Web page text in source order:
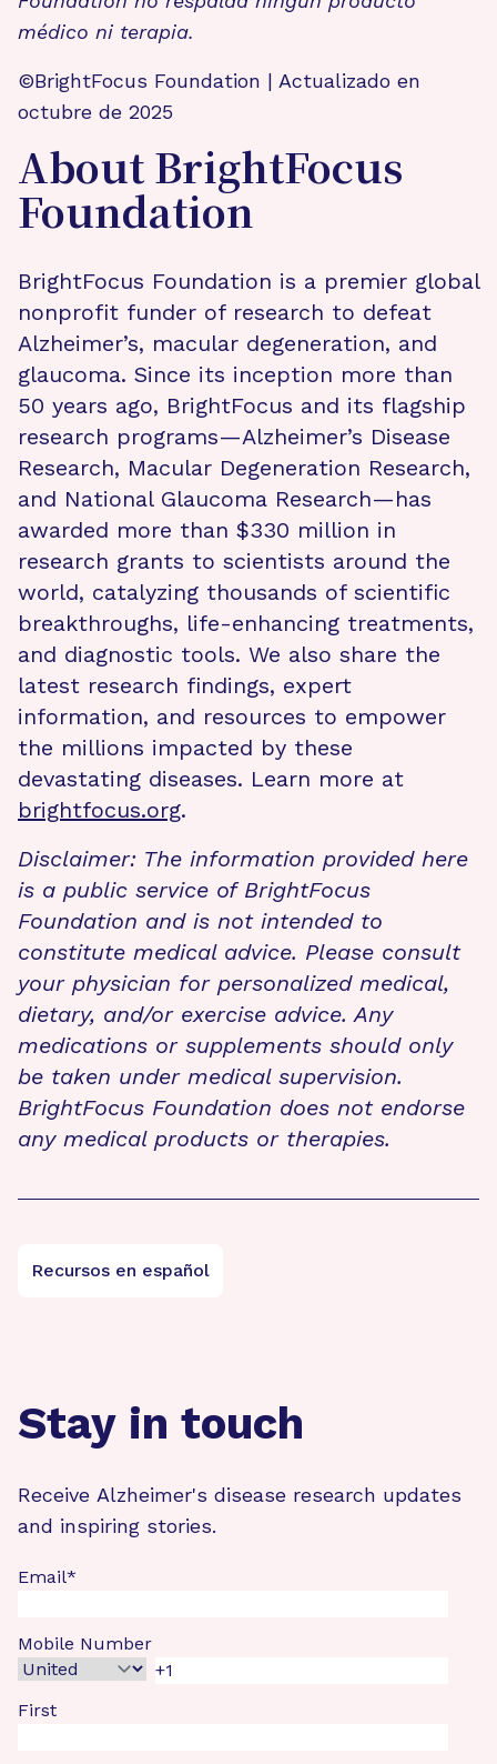
médico ni terapia.
©BrightFocus Foundation | Actualizado en
octubre de 2025
About BrightFocus
Foundation
BrightFocus Foundation is a premier global
nonprofit funder of research to defeat
Alzheimer’s, macular degeneration, and
glaucoma. Since its inception more than
50 years ago, BrightFocus and its flagship
research programs—Alzheimer’s Disease
Research, Macular Degeneration Research,
and National Glaucoma Research—has
awarded more than $330 million in
research grants to scientists around the
world, catalyzing thousands of scientific
breakthroughs, life-enhancing treatments,
and diagnostic tools. We also share the
latest research findings, expert
information, and resources to empower
the millions impacted by these
devastating diseases. Learn more at
brightfocus.org.
Disclaimer: The information provided here
is a public service of BrightFocus
Foundation and is not intended to
constitute medical advice. Please consult
your physician for personalized medical,
dietary, and/or exercise advice. Any
medications or supplements should only
be taken under medical supervision.
BrightFocus Foundation does not endorse
any medical products or therapies.
Recursos en español
Stay in touch
Receive Alzheimer's disease research updates
and inspiring stories.
Email*
Mobile Number
First